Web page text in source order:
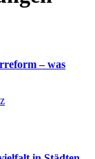
– was